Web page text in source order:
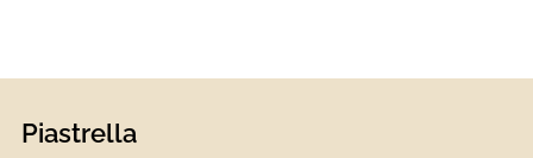
Piastrella